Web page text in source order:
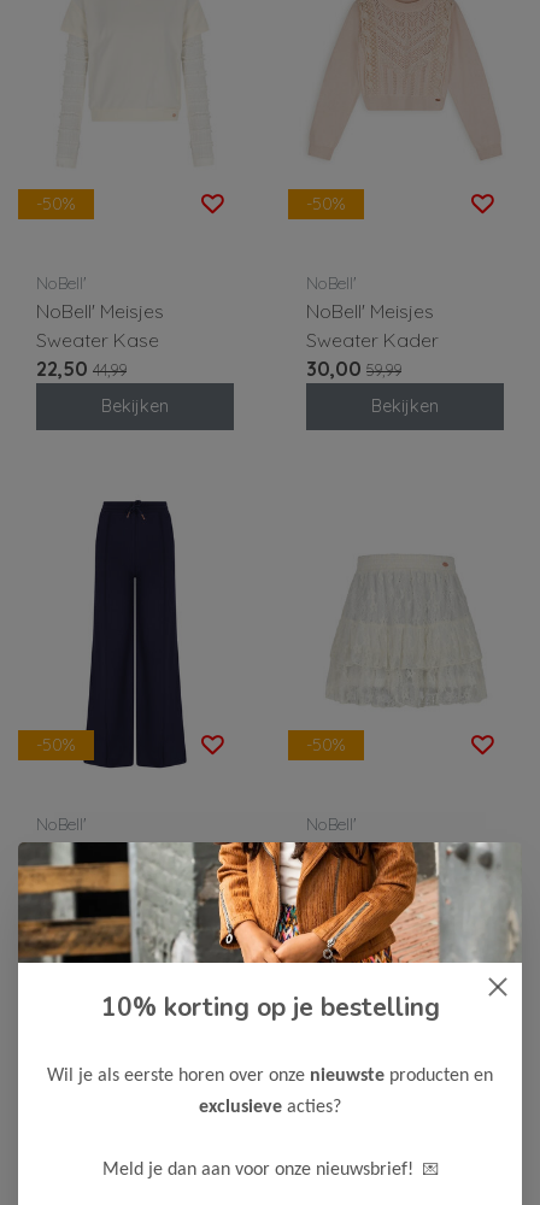
-50%
NoBell'
NoBell' Meisjes
Sweater Kase
22,50 44,99
Bekijken
-50%
NoBell'
NoBell' Meisjes
Sweater Kader
30,00 59,99
Bekijken
-50%
NoBell'
NoBell' Meisjes Broek
27,50
Bekijken
-50%
NoBell'
NoBell' Meisjes Rok
Naia
20,00 39,99
Bekijken
10% korting op je bestelling
Wil je als eerste horen over onze nieuwste producten en
exclusieve acties?
Meld je dan aan voor onze nieuwsbrief! 💌